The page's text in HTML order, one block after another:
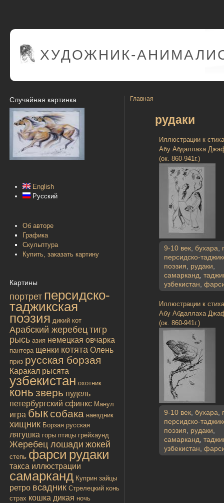
ХУДОЖНИК-
Случайная картинка
English
Русский
Об авторе
Графика
Скульптура
Купить, заказать картину
Картины
портрет персидско-
таджикская
поэзия дикий кот
Арабский жеребец тигр
рысь азия немецкая овчарка
пантера щенки котята Олень
приз русская борзая
Каракал рысята
узбекистан охотник
конь зверь пудель
петербургский сфинкс Манул
игра бык собака наездник
хищник Борзая русская
лягушка горы птицы грейхаунд
Жеребец лошади жокей
степь фарси рудаки
такса иллюстрации
самарканд Куприн зайцы
ретро всадник Стрелецкий конь
страх кошка дикая ночь
Главная
рудаки
Иллюстрации к
Абу Абдаллаха
(ок. 860-941г.)
9-10 век бухара
персидско-
поэзия
рудаки
самарканд
узбекистан
Иллюстрации к
Абу Абдаллаха
(ок. 860-941г.)
9-10 век бухара
персидско-
поэзия
рудаки
самарканд
узбекистан